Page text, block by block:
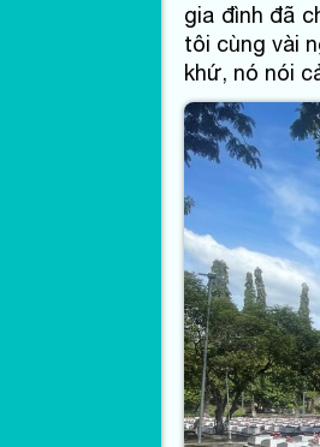
gia đình đã
tôi cùng vài
khứ, nó nói